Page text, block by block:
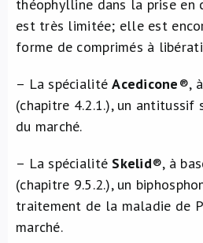
théophylline dans la prise en
est très limitée; elle est
forme de comprimés à
– La spécialitéAcedicone®,
(chapitre 4.2.1.), un
du marché.
– La spécialité Skelid®, à
(chapitre 9.5.2.), un
traitement de la maladie de
marché.